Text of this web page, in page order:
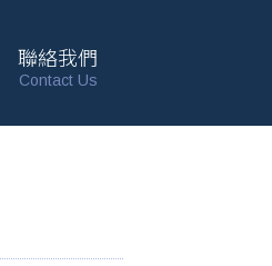
聯絡我們
Contact Us